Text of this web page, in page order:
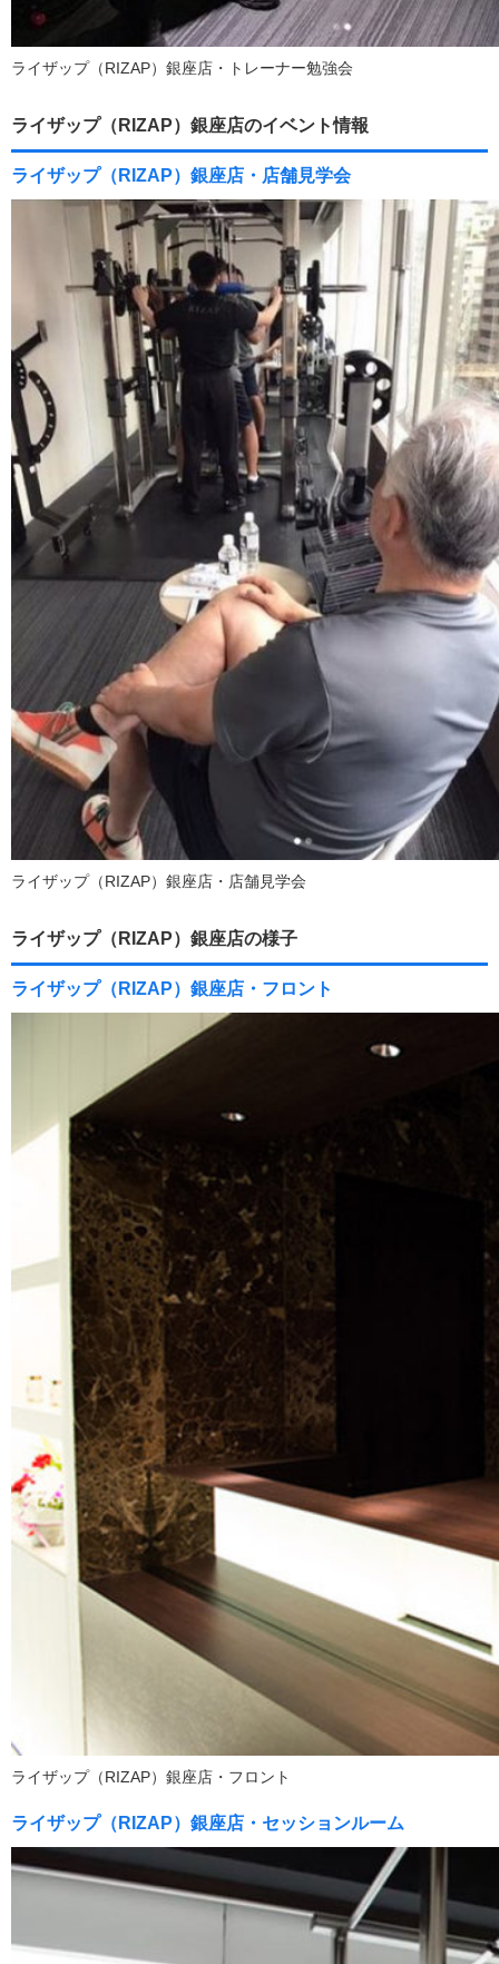
ライザップ（RIZAP）銀座店・トレーナー勉強会
ライザップ（RIZAP）銀座店のイベント情報
ライザップ（RIZAP）銀座店・店舗見学会
ライザップ（RIZAP）銀座店・店舗見学会
ライザップ（RIZAP）銀座店の様子
ライザップ（RIZAP）銀座店・フロント
ライザップ（RIZAP）銀座店・フロント
ライザップ（RIZAP）銀座店・セッションルーム